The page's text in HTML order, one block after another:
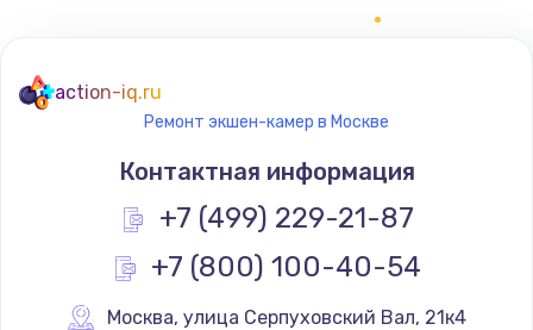
Замена термостата
1200 руб.
Заказать
Замена реле
action-iq.ru
Ремонт экшен-камер в Москве
Контактная информация
+7 (499) 229-21-87
+7 (800) 100-40-54
Москва, улица Серпуховский Вал, 21к4